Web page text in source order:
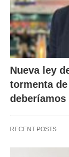
Nueva ley
tormenta
RECENT POSTS